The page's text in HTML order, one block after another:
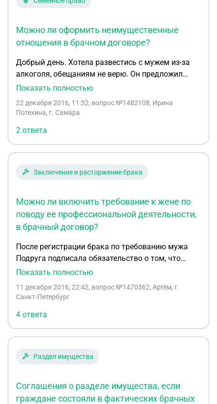
Можно ли оформить неимущественные
отношения в брачном договоре?
Добрый день. Хотела развестись с мужем из-за
алкоголя, обещаниям не верю. Он предложил
написать расписку о том, что в случае его срыва
но изучила эту тему и поняла, что он регулирует
возможность указать там неимущественные
вопросы? Может быть, в случае срыва имущество
делится по принципу 2:3, в остальных случаях
поровну?Или может можно каким-то другим
способом оформить неимущественные
Показать полностью
22 декабря 2016, 11:32, вопрос №1482108, Ирина
Потехина, г. Самара
2 ответа
Заключение и расторжение брака
Можно ли включить требование к жене по
поводу ее профессиональной деятельности,
в брачный договор?
После регистрации брака по требованию мужа
Подруга подписала обязательство о том, что
никогда не будет работать врачом в
будет заниматься ведением домашнего
лет Подруга нарушила данное обязательство и
устроилась на работу по специальности в
поликлинику. Муж Подруги обратился в
юридическую консультацию и просил разъяснить,
какие правовые меры могут быть приняты в
обещание. Какой ответ следует дать Мужу?
Можно ли включить предъявленное Мужем
Показать полностью
11 декабря 2016, 22:42, вопрос №1470362, Артём, г.
Санкт-Петербург
4 ответа
Раздел имущества
Соглашения о разделе имущества, если
граждане состояли в фактических брачных